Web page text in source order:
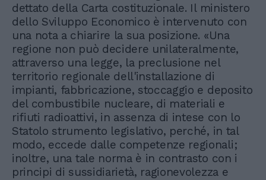
dettato della Carta costituzionale. Il ministero
dello Sviluppo Economico è intervenuto con
una nota a chiarire la sua posizione. «Una
regione non può decidere unilateralmente,
attraverso una legge, la preclusione nel
territorio regionale dell'installazione di
impianti, fabbricazione, stoccaggio e deposito
del combustibile nucleare, di materiali e
rifiuti radioattivi, in assenza di intese con lo
Statolo strumento legislativo, perché, in tal
modo, eccede dalle competenze regionali;
inoltre, una tale norma è in contrasto con i
principi di sussidiarietà, ragionevolezza e